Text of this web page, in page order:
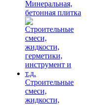
Минеральная,
бетонная плитка
Строительные
смеси,
жидкости,